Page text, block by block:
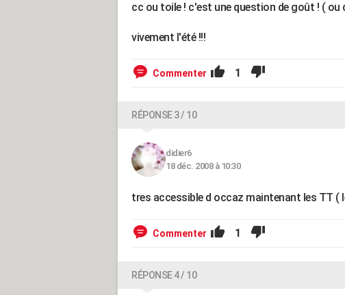
cc ou toile ! c'est une question de goût ! ( ou
vivement l'été !!!
Commenter 1
RÉPONSE 3 / 10
didier6
18 déc. 2008 à 10:30
tres accessible d occaz maintenant les TT (
Commenter 1
RÉPONSE 4 / 10